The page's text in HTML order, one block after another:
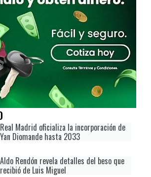
Real Madrid oficializa la incorporación de
Yan Diomande hasta 2033
Aldo Rendón revela detalles del beso que
recibió de Luis Miguel